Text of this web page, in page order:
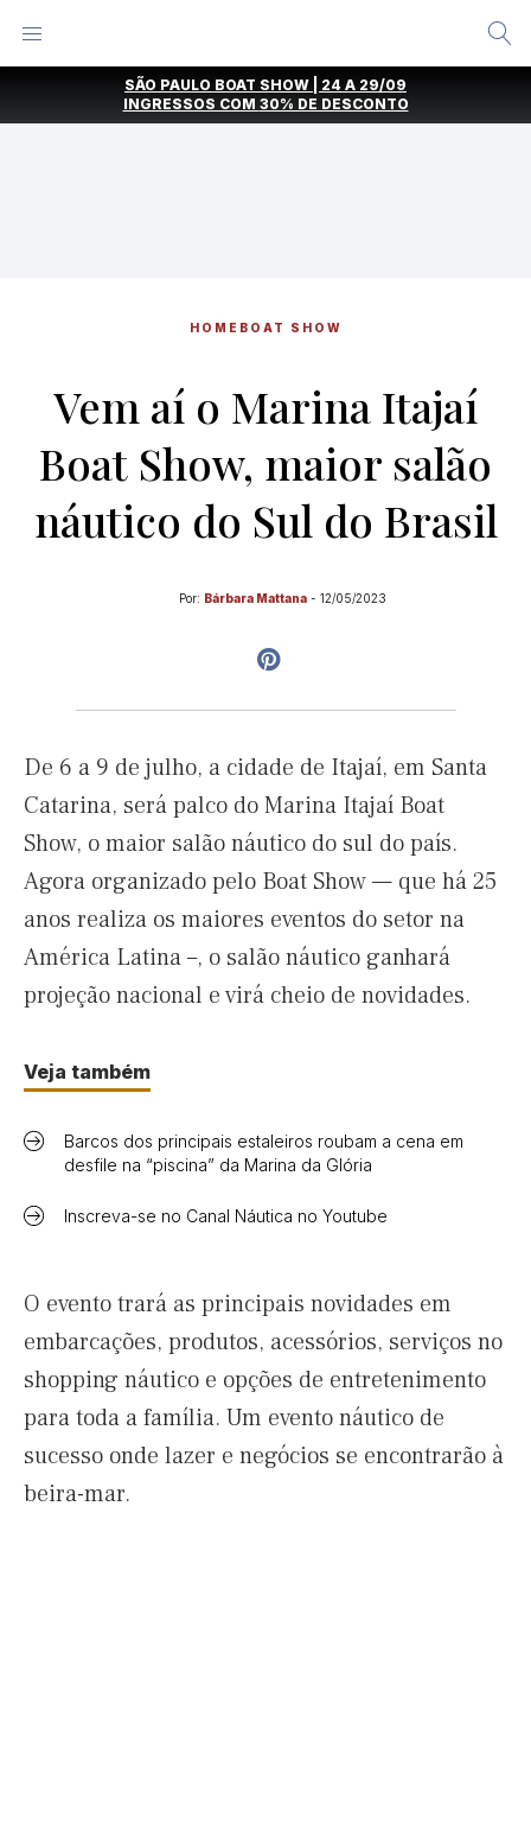
SÃO PAULO BOAT SHOW | 24 A 29/09
INGRESSOS COM 30% DE DESCONTO
HOME BOAT SHOW
Vem aí o Marina Itajaí
Boat Show, maior salão
náutico do Sul do Brasil
Por: Bárbara Mattana - 12/05/2023
De 6 a 9 de julho, a cidade de Itajaí, em Santa
Catarina, será palco do Marina Itajaí Boat
Show, o maior salão náutico do sul do país.
Agora organizado pelo Boat Show — que há 25
anos realiza os maiores eventos do setor na
América Latina –, o salão náutico ganhará
projeção nacional e virá cheio de novidades.
Veja também
Barcos dos principais estaleiros roubam a cena em
desfile na “piscina” da Marina da Glória
Inscreva-se no Canal Náutica no Youtube
O evento trará as principais novidades em
embarcações, produtos, acessórios, serviços no
shopping náutico e opções de entretenimento
para toda a família. Um evento náutico de
sucesso onde lazer e negócios se encontrarão à
beira-mar.